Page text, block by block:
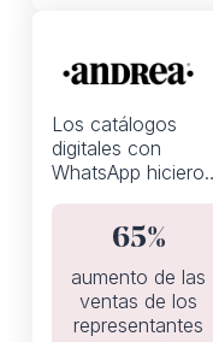
Los catálogos
digitales con
WhatsApp hicieron
los representantes
aumentaran un
65%
65%
aumento de las
ventas de los
representantes